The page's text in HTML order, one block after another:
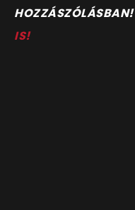
HOZZÁSZÓLÁSBAN!
IS!